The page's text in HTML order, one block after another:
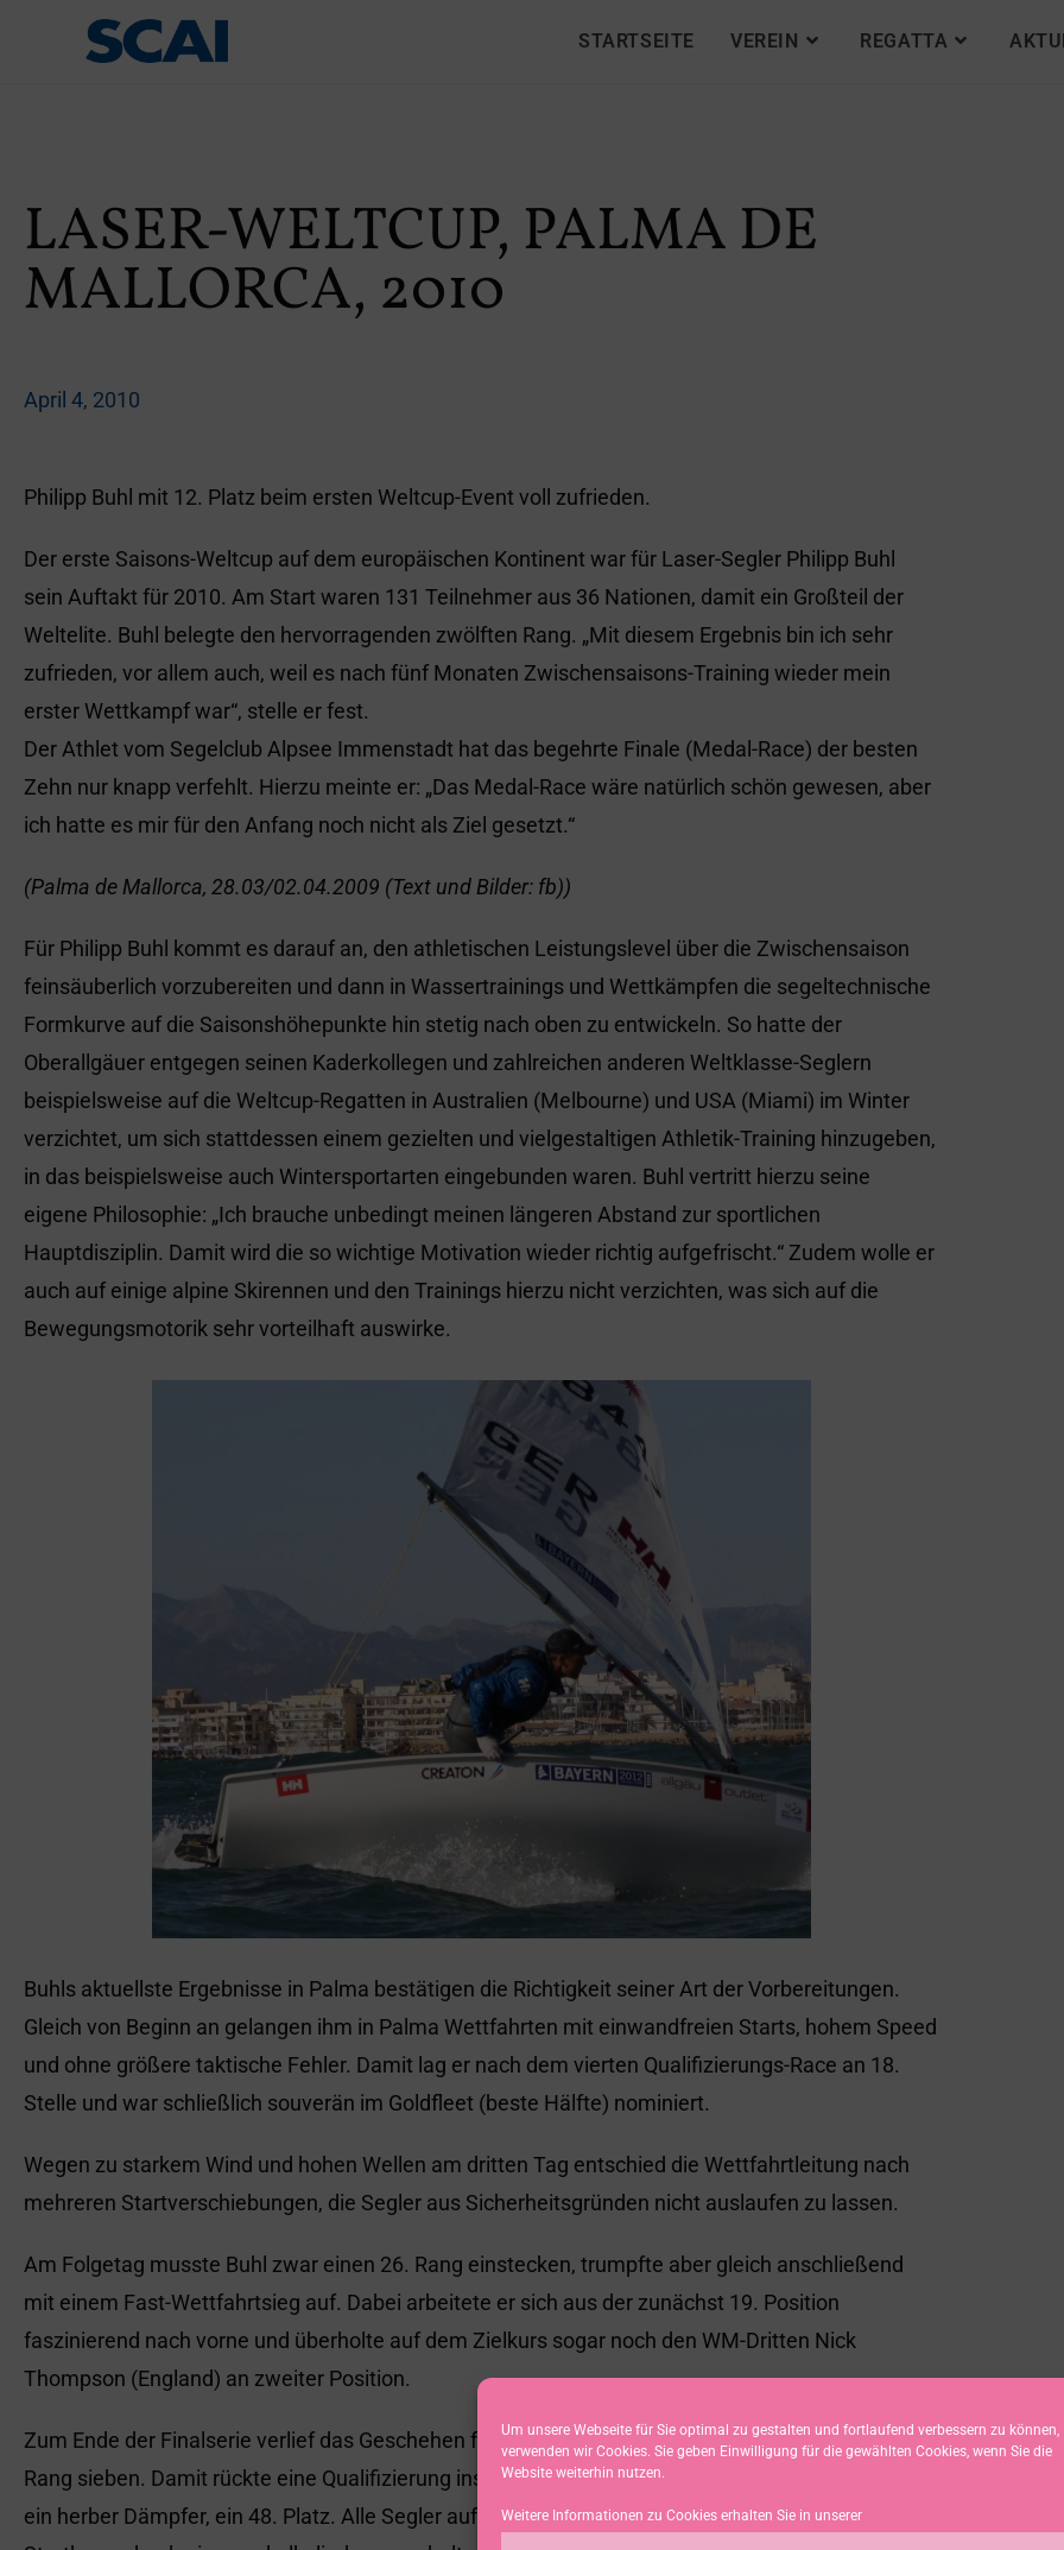
Um unsere Webseite für Sie optimal zu gestalten und fortlaufend verbessern zu können,
verwenden wir Cookies. Sie geben Einwilligung für die gewählten Cookies, wenn Sie die
Website weiterhin nutzen.
Weitere Informationen zu Cookies erhalten Sie in unserer
STARTSEITE VEREIN REGATTA
LASER-WELTCUP, PALMA DE
MALLORCA, 2010
April 4, 2010
Philipp Buhl mit 12. Platz beim ersten Weltcup-Event voll zufrieden.
Der erste Saisons-Weltcup auf dem europäischen Kontinent war für Laser-Segler Philipp Buhl
sein Auftakt für 2010. Am Start waren 131 Teilnehmer aus 36 Nationen, damit ein Großteil der
Weltelite. Buhl belegte den hervorragenden zwölften Rang. „Mit diesem Ergebnis bin ich sehr
zufrieden, vor allem auch, weil es nach fünf Monaten Zwischensaisons-Training wieder mein
erster Wettkampf war“, stelle er fest.
Der Athlet vom Segelclub Alpsee Immenstadt hat das begehrte Finale (Medal-Race) der besten
Zehn nur knapp verfehlt. Hierzu meinte er: „Das Medal-Race wäre natürlich schön gewesen, aber
ich hatte es mir für den Anfang noch nicht als Ziel gesetzt.“
(Palma de Mallorca, 28.03/02.04.2009 (Text und Bilder: fb))
Für Philipp Buhl kommt es darauf an, den athletischen Leistungslevel über die Zwischensaison
feinsäuberlich vorzubereiten und dann in Wassertrainings und Wettkämpfen die segeltechnische
Formkurve auf die Saisonshöhepunkte hin stetig nach oben zu entwickeln. So hatte der
Oberallgäuer entgegen seinen Kaderkollegen und zahlreichen anderen Weltklasse-Seglern
beispielsweise auf die Weltcup-Regatten in Australien (Melbourne) und USA (Miami) im Winter
verzichtet, um sich stattdessen einem gezielten und vielgestaltigen Athletik-Training hinzugeben,
in das beispielsweise auch Wintersportarten eingebunden waren. Buhl vertritt hierzu seine
eigene Philosophie: „Ich brauche unbedingt meinen längeren Abstand zur sportlichen
Hauptdisziplin. Damit wird die so wichtige Motivation wieder richtig aufgefrischt.“ Zudem wolle er
auch auf einige alpine Skirennen und den Trainings hierzu nicht verzichten, was sich auf die
Bewegungsmotorik sehr vorteilhaft auswirke.
Buhls aktuellste Ergebnisse in Palma bestätigen die Richtigkeit seiner Art der Vorbereitungen.
Gleich von Beginn an gelangen ihm in Palma Wettfahrten mit einwandfreien Starts, hohem Speed
und ohne größere taktische Fehler. Damit lag er nach dem vierten Qualifizierungs-Race an 18.
Stelle und war schließlich souverän im Goldfleet (beste Hälfte) nominiert.
Wegen zu starkem Wind und hohen Wellen am dritten Tag entschied die Wettfahrtleitung nach
mehreren Startverschiebungen, die Segler aus Sicherheitsgründen nicht auslaufen zu lassen.
Am Folgetag musste Buhl zwar einen 26. Rang einstecken, trumpfte aber gleich anschließend
mit einem Fast-Wettfahrtsieg auf. Dabei arbeitete er sich aus der zunächst 19. Position
faszinierend nach vorne und überholte auf dem Zielkurs sogar noch den WM-Dritten Nick
Thompson (England) an zweiter Position.
Zum Ende der Finalserie verlief das Geschehen für den Sonthofener sehr durchmischt. Zunächst
Rang sieben. Damit rückte eine Qualifizierung ins Medal-Race greifbar nahe. Anschließend aber
ein herber Dämpfer, ein 48. Platz. Alle Segler auf der rechten Kurshälfte wurden auf der